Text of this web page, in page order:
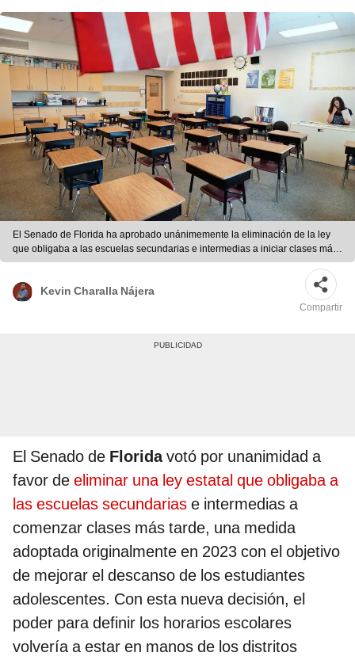
El Senado de Florida ha aprobado unánimemente la eliminación de la ley
que obligaba a las escuelas secundarias e intermedias a iniciar clases más
tarde Foto: Telemundo
Kevin Charalla Nájera
Compartir
El Senado de Floridavotó por unanimidad a
favor de eliminar una ley estatal que obligaba a
las escuelas secundarias e intermedias a
comenzar clases más tarde, una medida
adoptada originalmente en 2023 con el objetivo
de mejorar el descanso de los estudiantes
adolescentes. Con esta nueva decisión, el
poder para definir los horarios escolares
volvería a estar en manos de los distritos